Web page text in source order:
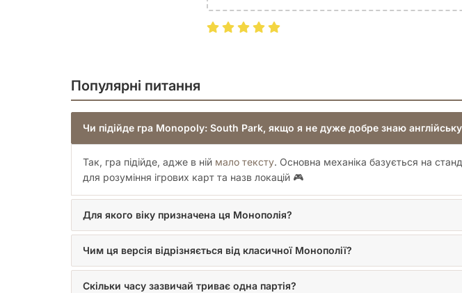
Стенa, Кайла та Кенні у їхніх нескінченних пригодах, тепер вже на вашому
Популярні питання
Чи підійде гра Monopoly: South Park, якщо я не дуже добре знаю
Так, гра підійде, адже в ній мало тексту. Основна механіка базується на
для розуміння ігрових карт та назв локацій 🎮
Для якого віку призначена ця Монополія?
Чим ця версія відрізняється від класичної Монополії?
Скільки часу зазвичай триває одна партія?